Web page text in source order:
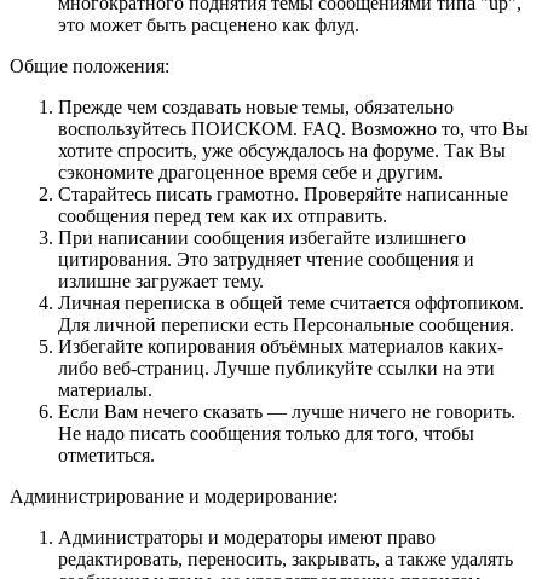
это может быть расценено как флуд.
Общие положения:
Прежде чем создавать новые темы, обязательно
воспользуйтесь ПОИСКОМ. FAQ. Возможно то, что Вы
хотите спросить, уже обсуждалось на форуме. Так Вы
сэкономите драгоценное время себе и другим.
Старайтесь писать грамотно. Проверяйте написанные
сообщения перед тем как их отправить.
При написании сообщения избегайте излишнего
цитирования. Это затрудняет чтение сообщения и
излишне загружает тему.
Личная переписка в общей теме считается оффтопиком.
Для личной переписки есть Персональные сообщения.
Избегайте копирования объёмных материалов каких-
либо веб-страниц. Лучше публикуйте ссылки на эти
материалы.
Если Вам нечего сказать — лучше ничего не говорить.
Не надо писать сообщения только для того, чтобы
отметиться.
Администрирование и модерирование:
Администраторы и модераторы имеют право
редактировать, переносить, закрывать, а также удалять